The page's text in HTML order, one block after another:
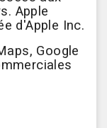
Apple
d'Apple Inc.
Google